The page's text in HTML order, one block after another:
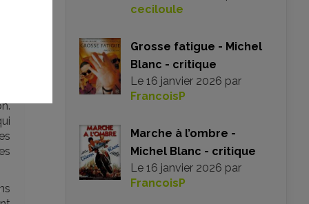
ceciloule
Grosse fatigue - Michel
Blanc - critique
Le 16 janvier 2026 par
FrancoisP
Marche à l’ombre -
Michel Blanc - critique
Le 16 janvier 2026 par
FrancoisP